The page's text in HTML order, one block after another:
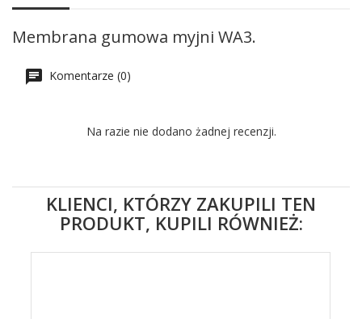
Membrana gumowa myjni WA3.
Komentarze (0)
Na razie nie dodano żadnej recenzji.
KLIENCI, KTÓRZY ZAKUPILI TEN
PRODUKT, KUPILI RÓWNIEŻ: